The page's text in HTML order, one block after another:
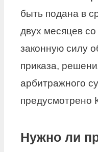
быть подана в
двух месяцев
законную силу
приказа,
арбитражного
предусмотрено
Нужно ли